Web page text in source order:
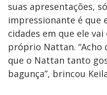
suas apresentações,
impressionante é que
cidades em que ele
próprio Nattan. “Acho
que o Nattan tanto
bagunça”, brincou